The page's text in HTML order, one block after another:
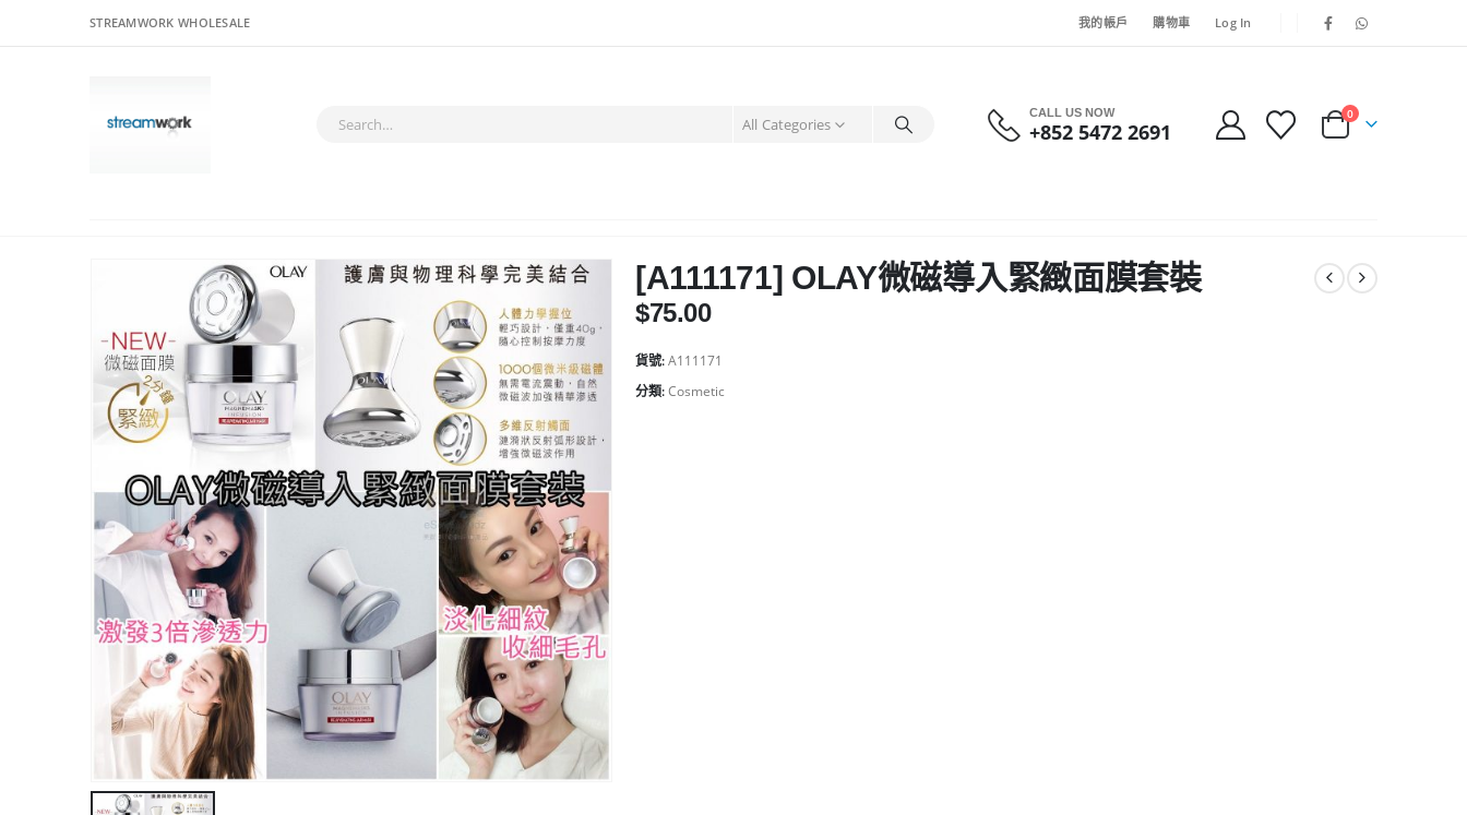
STREAMWORK WHOLESALE 我的帳戶 購物車 Log In
All Categories
CALL US NOW
+852 5472 2691
0
[A111171] OLAY微磁導入緊緻面膜套裝
$75.00
貨號:A111171
分類:Cosmetic